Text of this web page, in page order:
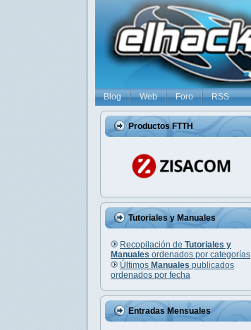
Blog Web Foro RSS
Productos FTTH
Tutoriales y Manuales
Recopilación de Tutoriales y
Manuales ordenados por categorías
Últimos Manuales publicados
ordenados por fecha
Entradas Mensuales